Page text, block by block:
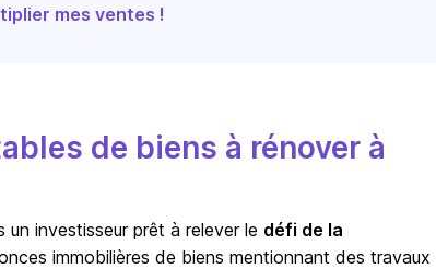
mes ventes !
de biens à rénover à
investisseur prêt à relever le défi de la
immobilières de biens mentionnant des travaux